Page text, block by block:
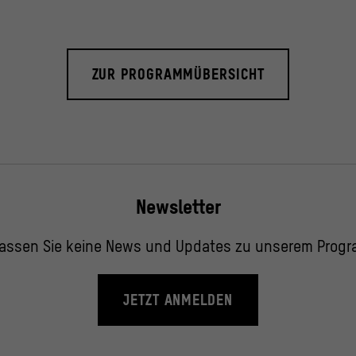
ZUR PROGRAMMÜBERSICHT
Newsletter
Sie keine News und Updates zu unserem
JETZT ANMELDEN